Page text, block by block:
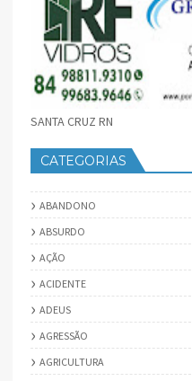
SANTA CRUZ RN
CATEGORIAS
ABANDONO
ABSURDO
AÇÃO
ACIDENTE
ADEUS
AGRESSÃO
AGRICULTURA